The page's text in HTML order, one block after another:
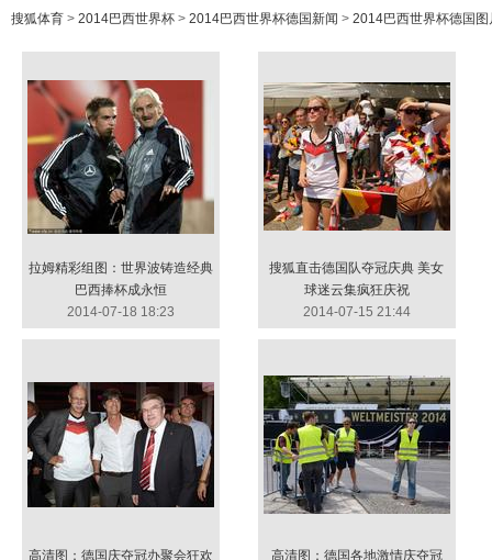
搜狐体育 > 2014巴西世界杯 > 2014巴西世界杯德国新闻 > 2014巴西世界杯德国图
拉姆精彩组图：世界波铸造经典
巴西捧杯成永恒
2014-07-18 18:23
搜狐直击德国队夺冠庆典 美女
球迷云集疯狂庆祝
2014-07-15 21:44
高清图：德国庆夺冠办聚会狂欢
高清图：德国各地激情庆夺冠